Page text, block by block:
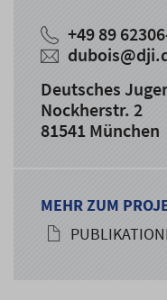
+49 89
Deutsches
Nockherstr. 2
81541 München
MEHR ZUM